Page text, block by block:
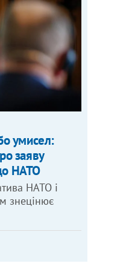
умисел:
заяву
НАТО
НАТО і
знецінює